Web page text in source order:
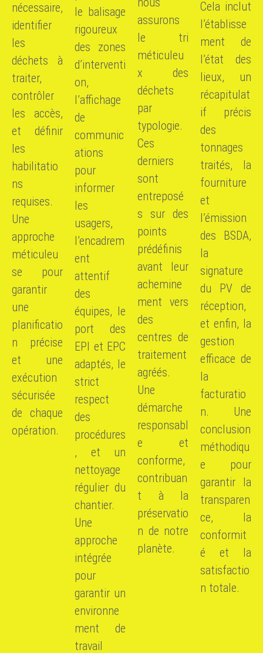
nécessaire,
identifier
les
déchets à
traiter,
contrôler
les accès,
et définir
les
habilitatio
ns
requises.
Une
approche
méticuleu
se pour
garantir
une
planificatio
n précise
et une
exécution
sécurisée
de chaque
opération.
le balisage
rigoureux
des zones
d’interventi
on,
l’affichage
de
communic
ations
pour
informer
les
usagers,
l’encadrem
ent
attentif
des
équipes, le
port des
EPI et EPC
adaptés, le
strict
respect
des
procédures
, et un
nettoyage
régulier du
chantier.
Une
approche
intégrée
pour
garantir un
environne
ment de
travail
assurons
le tri
méticuleu
x des
déchets
par
typologie.
Ces
derniers
sont
entreposé
s sur des
points
prédéfinis
avant leur
achemine
ment vers
des
centres de
traitement
agréés.
Une
démarche
responsabl
e et
conforme,
contribuan
t à la
préservatio
n de notre
planète.
Cela inclut
l’établisse
ment de
l’état des
lieux, un
récapitulat
if précis
des
tonnages
traités, la
fourniture
et
l’émission
des BSDA,
la
signature
du PV de
réception,
et enfin, la
gestion
efficace de
la
facturatio
n. Une
conclusion
méthodiqu
e pour
garantir la
transparen
ce, la
conformit
é et la
satisfactio
n totale.